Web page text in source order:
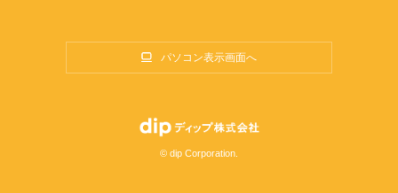
パソコン表示画面へ
© dip Corporation.